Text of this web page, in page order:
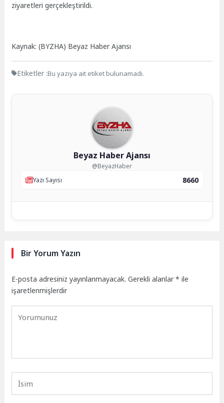
ziyaretleri gerçekleştirildi.
Kaynak: (BYZHA) Beyaz Haber Ajansı
Etiketler :Bu yazıya ait etiket bulunamadı.
Beyaz Haber Ajansı
@BeyazHaber
Yazı Sayısı
8660
Bir Yorum Yazın
E-posta adresiniz yayınlanmayacak. Gerekli alanlar* ile
işaretlenmişlerdir